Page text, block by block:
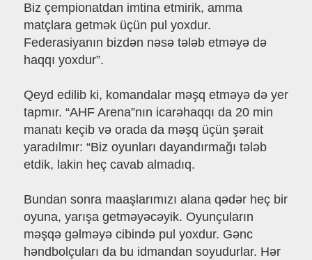
Biz çempionatdan imtina etmirik, amma
matçlara getmək üçün pul yoxdur.
Federasiyanın bizdən nəsə tələb etməyə də
haqqı yoxdur”.
Qeyd edilib ki, komandalar məşq etməyə də yer
tapmır. “AHF Arena”nın icarəhaqqı da 20 min
manatı keçib və orada da məşq üçün şərait
yaradılmır: “Biz oyunları dayandırmağı tələb
etdik, lakin heç cavab almadıq.
Bundan sonra maaşlarımızı alana qədər heç bir
oyuna, yarışa getməyəcəyik. Oyunçuların
məşqə gəlməyə cibində pul yoxdur. Gənc
həndbolçuları da bu idmandan soyudurlar. Hər